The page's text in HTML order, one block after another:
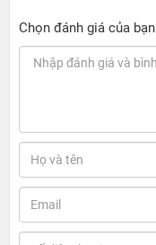
Chọn đánh giá của bạn